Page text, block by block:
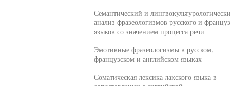
Семантический и
анализ фразеологизмов русского и
языков со значением процесса речи
Эмотивные фразеологизмы в русском,
французском и английском языках
Соматическая лексика лакского языка в